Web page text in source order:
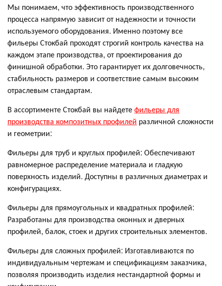
Мы понимаем, что эффективность производственного
процесса напрямую зависит от надежности и точности
используемого оборудования. Именно поэтому все
фильеры Стокбай проходят строгий контроль качества на
каждом этапе производства, от проектирования до
финишной обработки. Это гарантирует их долговечность,
стабильность размеров и соответствие самым высоким
отраслевым стандартам.
В ассортименте Стокбай вы найдетефильеры для
производства композитных профилей различной сложности
и геометрии:
Фильеры для труб и круглых профилей: Обеспечивают
равномерное распределение материала и гладкую
поверхность изделий. Доступны в различных диаметрах и
конфигурациях.
Фильеры для прямоугольных и квадратных профилей:
Разработаны для производства оконных и дверных
профилей, балок, стоек и других строительных элементов.
Фильеры для сложных профилей: Изготавливаются по
индивидуальным чертежам и спецификациям заказчика,
позволяя производить изделия нестандартной формы и